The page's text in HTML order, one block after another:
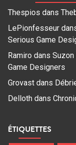
Thespios dans
LePionfesseur
Serious Game
Ramiro dans
Game Designers
Grovast dans
Delloth dans
ÉTIQUETTES